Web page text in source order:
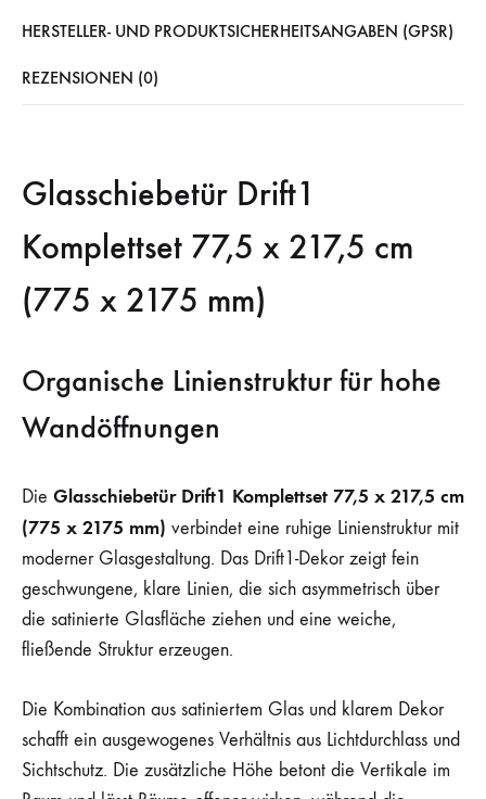
HERSTELLER- UND PRODUKTSICHERHEITSANGABEN (GPSR)
REZENSIONEN (0)
Glasschiebetür Drift1
Komplettset 77,5 x 217,5 cm
(775 x 2175 mm)
Organische Linienstruktur für hohe
Wandöffnungen
Die Glasschiebetür Drift1 Komplettset 77,5 x 217,5 cm
(775 x 2175 mm) verbindet eine ruhige Linienstruktur mit
moderner Glasgestaltung. Das Drift1-Dekor zeigt fein
geschwungene, klare Linien, die sich asymmetrisch über
die satinierte Glasfläche ziehen und eine weiche,
fließende Struktur erzeugen.
Die Kombination aus satiniertem Glas und klarem Dekor
schafft ein ausgewogenes Verhältnis aus Lichtdurchlass und
Sichtschutz. Die zusätzliche Höhe betont die Vertikale im